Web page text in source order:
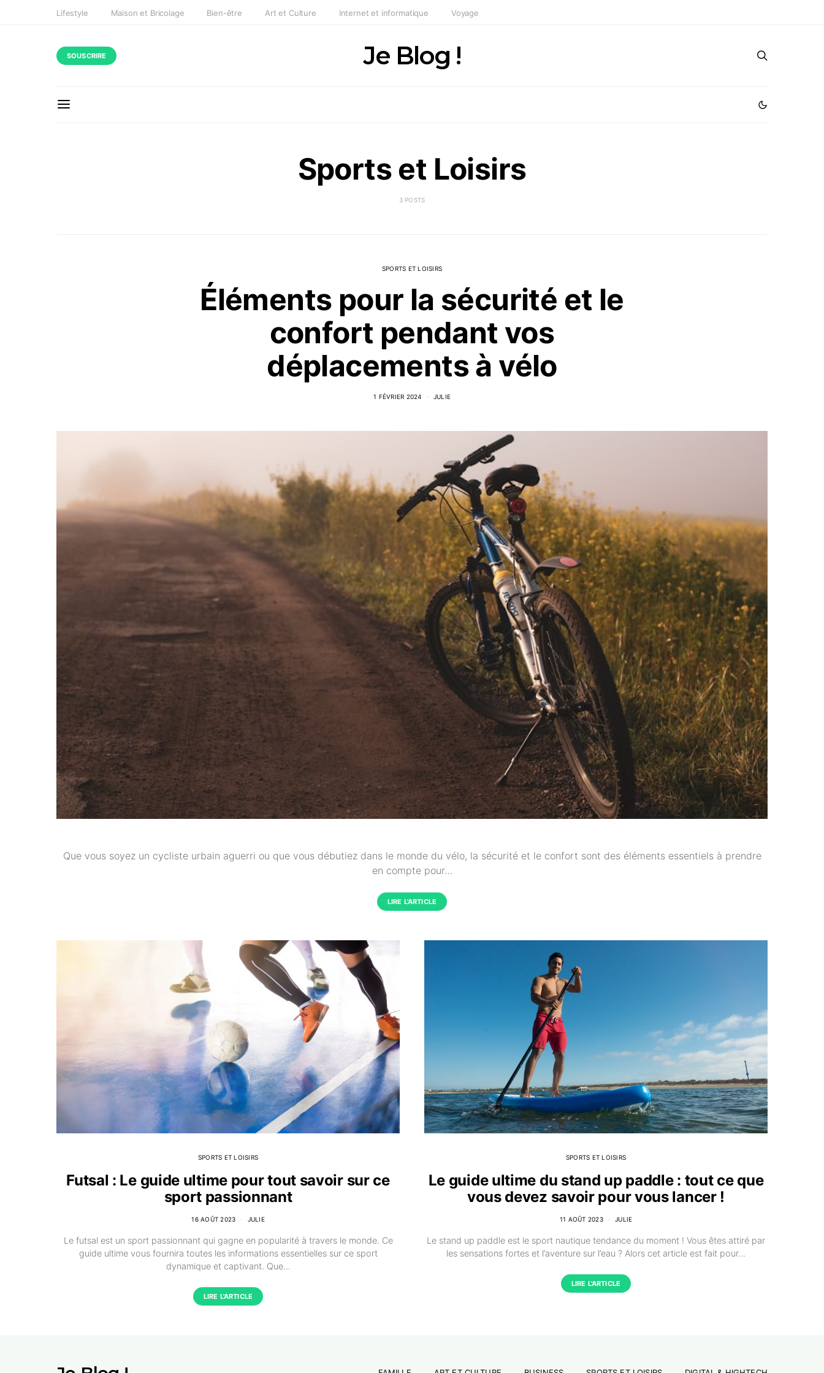
Lifestyle Maison et Bricolage Bien-être Art et Culture Internet et informatique Voyage
SOUSCRIRE Je Blog !
Sports et Loisirs
3 POSTS
SPORTS ET LOISIRS
Éléments pour la sécurité et le
confort pendant vos
déplacements à vélo
1 FÉVRIER 2024 JULIE
Que vous soyez un cycliste urbain aguerri ou que vous débutiez dans le monde du vélo, la sécurité et le confort sont des éléments essentiels à prendre
en compte pour…
LIRE L'ARTICLE
SPORTS ET LOISIRS
Futsal : Le guide ultime pour tout savoir sur ce
sport passionnant
16 AOÛT 2023 JULIE
Le futsal est un sport passionnant qui gagne en popularité à travers le monde. Ce
guide ultime vous fournira toutes les informations essentielles sur ce sport
dynamique et captivant. Que…
LIRE L'ARTICLE
SPORTS ET LOISIRS
Le guide ultime du stand up paddle : tout ce que
vous devez savoir pour vous lancer !
11 AOÛT 2023 JULIE
Le stand up paddle est le sport nautique tendance du moment ! Vous êtes attiré par
les sensations fortes et l’aventure sur l’eau ? Alors cet article est fait pour…
LIRE L'ARTICLE